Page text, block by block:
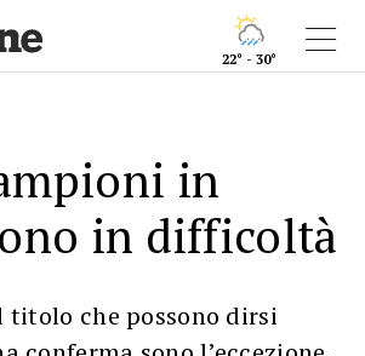
22° - 30°
in
in difficoltà
che possono dirsi